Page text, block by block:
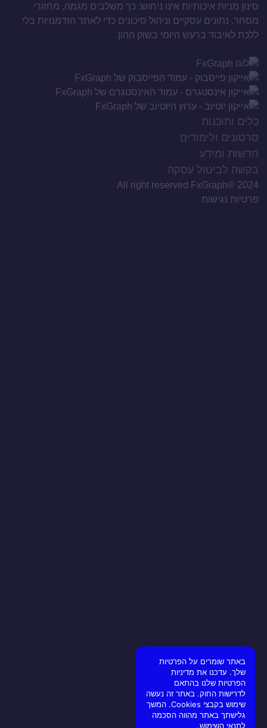
סינון מניות איכותיות אינו ניחוש: כך משלבים מגמה, מחזורי
מסחר, נתונים עסקיים וניהול סיכונים כדי לאתר הזדמנויות בלי
ללכת לאיבוד ברעש היומי בשוק ההון.
כלים ותוכנות
סרטונים ולימודים
חדשות ומידע
בקשה לביטול עסקה
All right reserved FxGraph® 2024
פרטיות נגישות
באתר שומרים על הפרטיות
שלך. עדכנו את מדיניות
הפרטיות שלנו בהתאם
לדרישות החוק. באתר זה נעשה
שימוש בקבצי Cookies. המשך
גלישתך באתר מהווה הסכמה
לתנאי השימוש.